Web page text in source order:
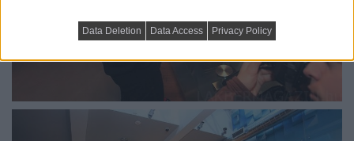
Data Deletion Data Access Privacy Policy